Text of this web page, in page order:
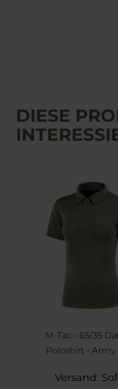
DIESE
M-Tac - 65/35
Poloshirt - Army
Versand: